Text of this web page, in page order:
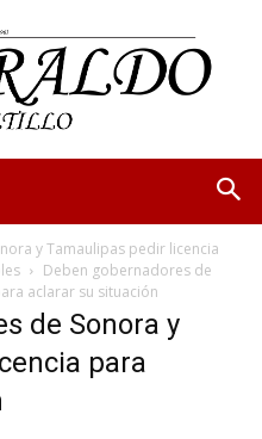
y Tamaulipas pedir licencia
Deben gobernadores de
aclarar su situación
de Sonora y
para